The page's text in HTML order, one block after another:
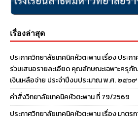
เรื่องล่าสุด
ประกาศวิทยาลัยเทคนิคหัวตะพาน เรื่อง ประก
ร่วมเสนอรายละเอียด คุณลักษณะเฉพาะครุภั
เงินเหลือจ่าย ประจําปีงบประมาณ พ.ศ. ๒๕๖๙
คำสั่งวิทยาลัยเทคนิคหัวตะพาน ที่ 79/2569
ประกาศวิทยาลัยเทคนิคหัวตะพาน เรื่อง มาตร